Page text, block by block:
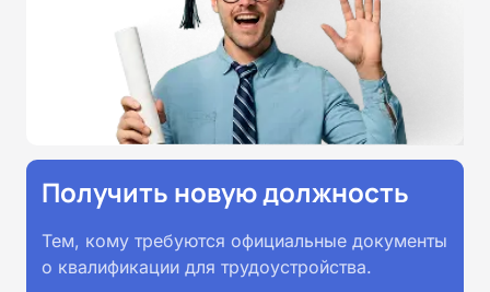
принимаются работодателями по
всей России.
Получить новую должность
Тем, кому требуются официальные документы
о квалификации для трудоустройства.